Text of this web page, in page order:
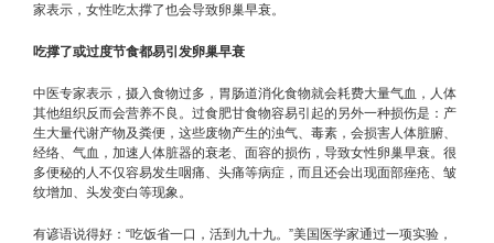
家表示，女性吃太撑了也会导致卵巢早衰。
吃撑了或过度节食都易引发卵巢早衰
中医专家表示，摄入食物过多，胃肠道消化食物就会耗费大量气血，人体
其他组织反而会营养不良。过食肥甘食物容易引起的另外一种损伤是：产
生大量代谢产物及粪便，这些废物产生的浊气、毒素，会损害人体脏腑、
经络、气血，加速人体脏器的衰老、面容的损伤，导致女性卵巢早衰。很
多便秘的人不仅容易发生咽痛、头痛等病症，而且还会出现面部痤疮、皱
纹增加、头发变白等现象。
有谚语说得好：“吃饭省一口，活到九十九。”美国医学家通过一项实验，